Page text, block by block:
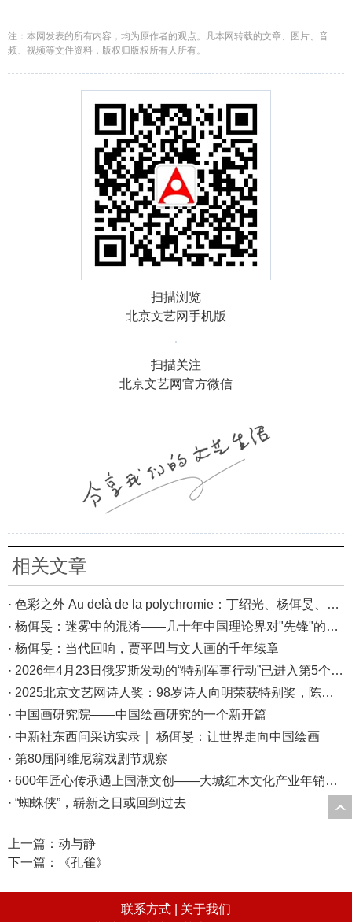
注：本网发表的所有内容，均为原作者的观点。凡本网转载的文章、图片、音
频、视频等文件资料，版权归版权所有人所有。
扫描浏览
北京文艺网手机版
扫描关注
北京文艺网官方微信
相关文章
· 色彩之外 Au delà de la polychromie：丁绍光、杨佴旻、Alain Cardenas·Castro巴黎展
· 杨佴旻：迷雾中的混淆——几十年中国理论界对"先锋"的误读，对创作的误导
· 杨佴旻：当代回响，贾平凹与文人画的千年续章
· 2026年4月23日俄罗斯发动的“特别军事行动”已进入第5个年头，俄乌局势最新综述
· 2025北京文艺网诗人奖：98岁诗人向明荣获特别奖，陈东东荣获诗人奖，茱萸荣获年度诗人奖！
· 中国画研究院——中国绘画研究的一个新开篇
· 中新社东西问采访实录｜ 杨佴旻：让世界走向中国绘画
· 第80届阿维尼翁戏剧节观察
· 600年匠心传承遇上国潮文创——大城红木文化产业年销80亿的“火”与“活”
· “蜘蛛侠”，崭新之日或回到过去
上一篇： 动与静
下一篇：
《孔雀》
联系方式 | 关于我们